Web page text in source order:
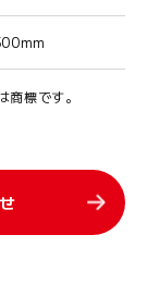
標です。